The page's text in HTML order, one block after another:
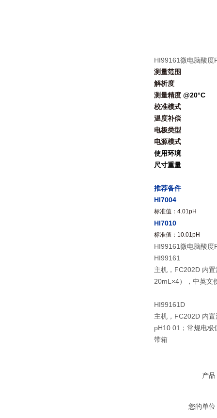
HI99161微电脑酸度
测量范围
解析度
测量精度 @20°C
校准模式
温度补偿
电极类型
电源模式
使用环境
尺寸重量
推荐备件
HI7004
标准值 ：4.01pH
HI7010
标准值 ：10.01pH
HI99161微电脑酸度
HI99161
主机，FC202D 内
20mL×4），中英文
HI99161D
主机，FC202D 内
pH10.01；常规电极
带箱
产品
您的单位